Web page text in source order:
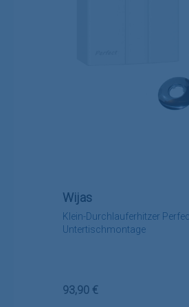
Klein-Durchlauferhitzer
Untertischmontage
Wijas
Regulärer Preis:
93,90 €